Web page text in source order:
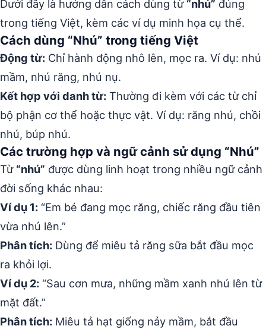
Dưới đây là hướng dẫn cách dùng từ “nhú” đúng
trong tiếng Việt, kèm các ví dụ minh họa cụ thể.
Cách dùng “Nhú” trong tiếng Việt
Động từ: Chỉ hành động nhô lên, mọc ra. Ví dụ: nhú
mầm, nhú răng, nhú nụ.
Kết hợp với danh từ: Thường đi kèm với các từ chỉ
bộ phận cơ thể hoặc thực vật. Ví dụ: răng nhú, chồi
nhú, búp nhú.
Các trường hợp và ngữ cảnh sử dụng “Nhú”
Từ “nhú” được dùng linh hoạt trong nhiều ngữ cảnh
đời sống khác nhau:
Ví dụ 1: “Em bé đang mọc răng, chiếc răng đầu tiên
vừa nhú lên.”
Phân tích: Dùng để miêu tả răng sữa bắt đầu mọc
ra khỏi lợi.
Ví dụ 2: “Sau cơn mưa, những mầm xanh nhú lên từ
mặt đất.”
Phân tích: Miêu tả hạt giống nảy mầm, bắt đầu